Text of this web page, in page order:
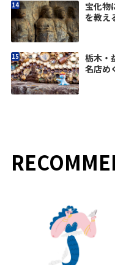
宝化物
を教え
栃木・
名店め